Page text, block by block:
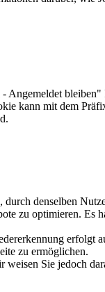
kann mit dem
denselben
zu optimieren.
erfolgt
zu ermöglichen.
Sie jedoch